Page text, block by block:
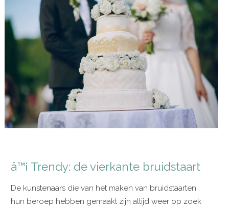
â™¡ Trendy: de vierkante bruidstaart
De kunstenaars die van het maken van bruidstaarten
hun beroep hebben gemaakt zijn altijd weer op zoek